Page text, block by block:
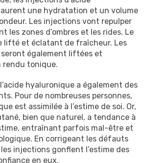
une hydratation et un volume
Les injections vont repulper
les zones d’ombres et les rides. Le
lifté et éclatant de fraîcheur. Les
seront également liftées et
rendu tonique.
hyaluronique a également des
Pour de nombreuses personnes,
est assimilée à l’estime de soi. Or,
bien que naturel, a tendance à
entraînant parfois mal-être et
En corrigeant les défauts
injections gonflent l’estime des
en eux.